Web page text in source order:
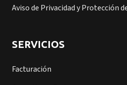
Aviso de Privacidad y Protección
SERVICIOS
Facturación